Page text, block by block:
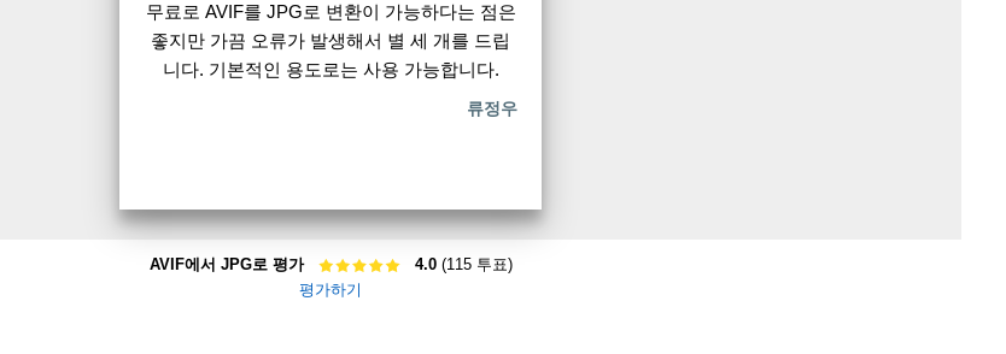
무료로 AVIF를 JPG로 변환이 가능하다는 점은
좋지만 가끔 오류가 발생해서 별 세 개를 드립
니다. 기본적인 용도로는 사용 가능합니다.
류정우
AVIF에서 JPG로 평가 4.0(115 투표)
평가하기